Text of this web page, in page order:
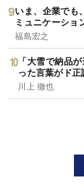
いま、企業でも
ミュニケーショ
福島宏之
「大雪で納品
った言葉がド
川上 徹也